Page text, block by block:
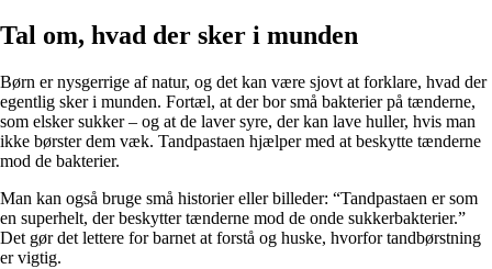
Tal om, hvad der sker i munden
Børn er nysgerrige af natur, og det kan være sjovt at forklare, hvad der
egentlig sker i munden. Fortæl, at der bor små bakterier på tænderne,
som elsker sukker – og at de laver syre, der kan lave huller, hvis man
ikke børster dem væk. Tandpastaen hjælper med at beskytte tænderne
mod de bakterier.
Man kan også bruge små historier eller billeder: “Tandpastaen er som
en superhelt, der beskytter tænderne mod de onde sukkerbakterier.”
Det gør det lettere for barnet at forstå og huske, hvorfor tandbørstning
er vigtig.